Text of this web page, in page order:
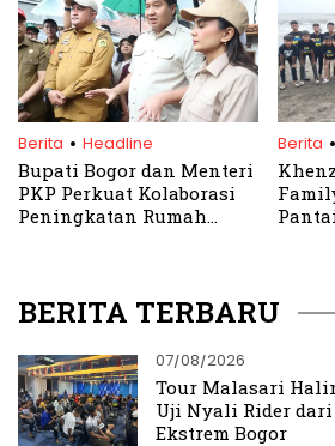
Berita . Headline
Bupati Bogor dan Menteri
PKP Perkuat Kolaborasi
Peningkatan Rumah
Berita
BERITA TERBARU
07/08/2026
Tour Malasari
Uji Nyali Rider
Ekstrem Bogor